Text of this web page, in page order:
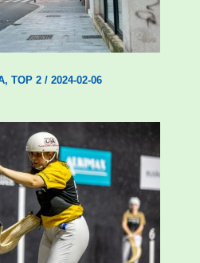
buruzko lehen
du Durangok
, TOP 2/ 2024-02-06
jokatuko den